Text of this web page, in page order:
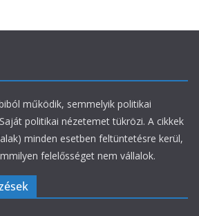
működik, semmelyik politikai
politikai nézetemet tükrözi. A cikkek
minden esetben feltüntetésre kerül,
felelősséget nem vállalok.